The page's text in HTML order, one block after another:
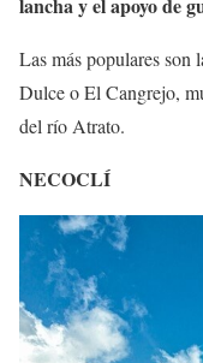
lancha y el apoyo de
Las más populares son
Dulce o El Cangrejo,
del río Atrato.
NECOCLÍ